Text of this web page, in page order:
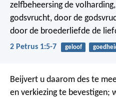
zelfbeheersing de
godsvrucht, door de
door de broederliefde de
2 Petrus 1:5-7 geloof
Beijvert u daarom des te
en verkiezing te bevestigen;